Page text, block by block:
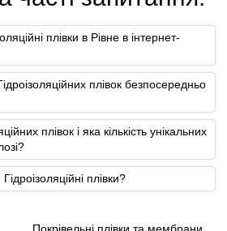
плівки в Рівне в інтернет-
плівок безпосередньо
плівок і яка кількість унікальних
плівки?
Покрівельні плівки та мембрани